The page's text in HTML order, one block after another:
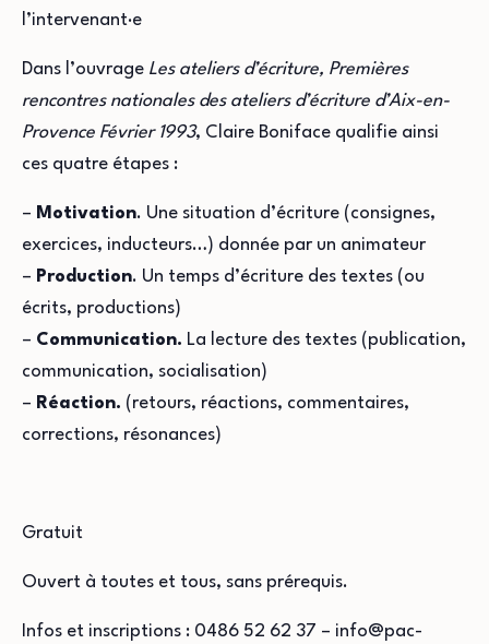
l’intervenant·e
Dans l’ouvrage Les ateliers d’écriture, Premières
rencontres nationales des ateliers d’écriture d’Aix-en-
Provence Février 1993, Claire Boniface qualifie ainsi
ces quatre étapes :
– Motivation. Une situation d’écriture (consignes,
exercices, inducteurs…) donnée par un animateur
– Production. Un temps d’écriture des textes (ou
écrits, productions)
– Communication. La lecture des textes (publication,
communication, socialisation)
– Réaction. (retours, réactions, commentaires,
corrections, résonances)
Gratuit
Ouvert à toutes et tous, sans prérequis.
Infos et inscriptions : 0486 52 62 37 – info@pac-